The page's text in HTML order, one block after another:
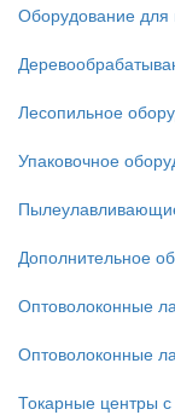
Оборудование для
Лесопильное
Упаковочное
Дополнительное
Оптоволоконные
Оптоволоконные
Токарные центры